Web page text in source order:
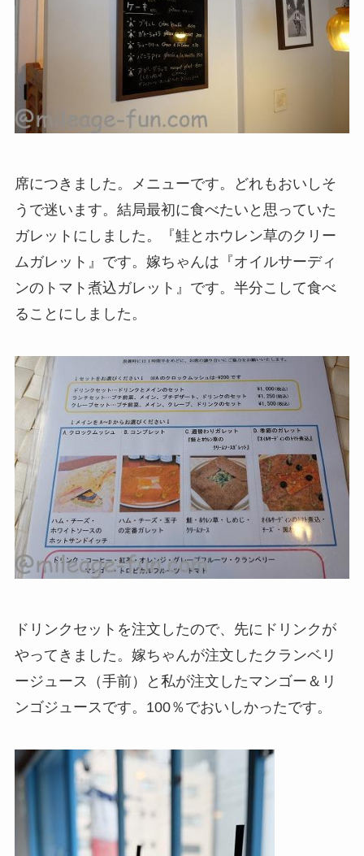
席につきました。メニューです。どれもおいしそ
うで迷います。結局最初に食べたいと思っていた
ガレットにしました。『鮭とホウレン草のクリー
ムガレット』です。嫁ちゃんは『オイルサーディ
ンのトマト煮込ガレット』です。半分こして食べ
ることにしました。
ドリンクセットを注文したので、先にドリンクが
やってきました。嫁ちゃんが注文したクランベリ
ージュース（手前）と私が注文したマンゴー＆リ
ンゴジュースです。100％でおいしかったです。